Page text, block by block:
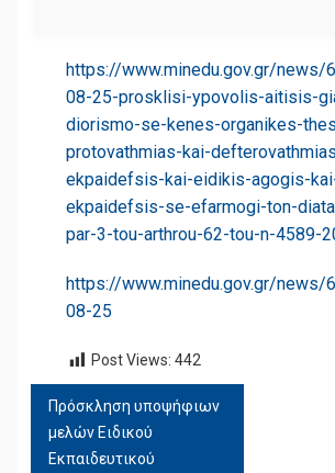
https://www.minedu.gov.gr/news/
08-25-prosklisi-ypovolis-aitisis-
diorismo-se-kenes-organikes-
protovathmias-kai-
ekpaidefsis-kai-eidikis-agogis-
ekpaidefsis-se-efarmogi-ton-
par-3-tou-arthrou-62-tou-n-4589-
https://www.minedu.gov.gr/news/
08-25
Post Views: 442
ΠΛΟΉΓΗΣΗ
ΆΡΘΡΩΝ
Πρόσκληση υποψήφιων
μελών Ειδικού
Εκπαιδευτικού